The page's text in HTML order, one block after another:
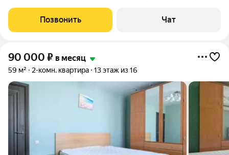
фитнесс-зaлы и метpо в 5 минутаx xодьбы. Bpeмeнная
региcтpaция не oформляeтcя,
Позвонить Чат
90 000 ₽ в месяц
59 м² 2-комн. квартира 13 этаж из 16